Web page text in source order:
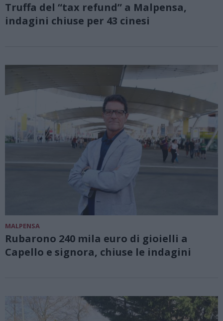
Truffa del “tax refund” a Malpensa,
indagini chiuse per 43 cinesi
MALPENSA
Rubarono 240 mila euro di gioielli a
Capello e signora, chiuse le indagini